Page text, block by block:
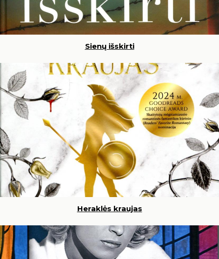
Sienų išskirti
Heraklės kraujas